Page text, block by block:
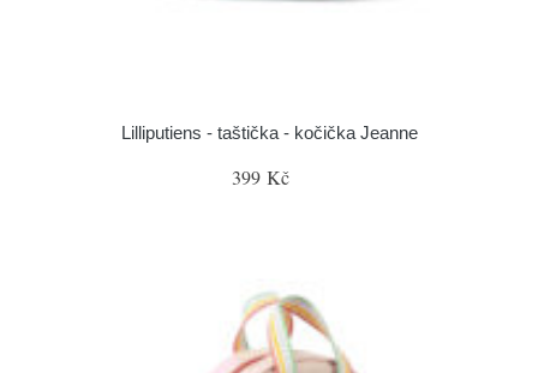
Lilliputiens - taštička - kočička Jeanne
399 Kč